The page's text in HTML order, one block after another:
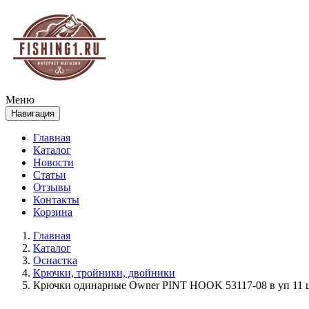
Меню
Навигация
Главная
Каталог
Новости
Статьи
Отзывы
Контакты
Корзина
Главная
Каталог
Оснастка
Крючки, тройники, двойники
Крючки одинарные Owner PINT HOOK 53117-08 в уп 11